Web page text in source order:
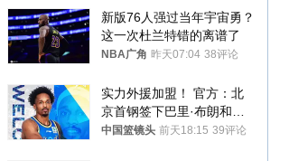
新版76人强过当年宇宙勇？
这一次杜兰特错的离谱了
NBA广角 昨天07:04 38评论
实力外援加盟！ 官方：北
京首钢签下巴里·布朗和桑
普森
中国篮镜头 前天18:15 39评论